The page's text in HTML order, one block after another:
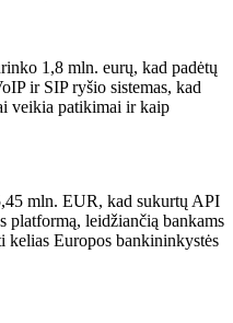
1,8 mln. eurų, kad padėtų
ir SIP ryšio sistemas, kad
veikia patikimai ir kaip
mln. EUR, kad sukurtų API
platformą, leidžiančią bankams
kelias Europos bankininkystės